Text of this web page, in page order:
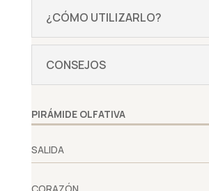
¿CÓMO UTILIZARLO?
CONSEJOS
PIRÁMIDE OLFATIVA
SALIDA